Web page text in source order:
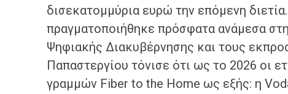
δισεκατομμύρια ευρώ την επόμενη
πραγματοποιήθηκε πρόσφατα ανάμεσα
Ψηφιακής Διακυβέρνησης και τους
Παπαστεργίου τόνισε ότι ως το 2026 οι
γραμμών Fiber to the Home ως εξής: η